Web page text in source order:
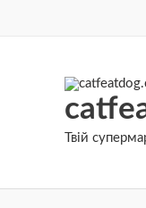
Твій